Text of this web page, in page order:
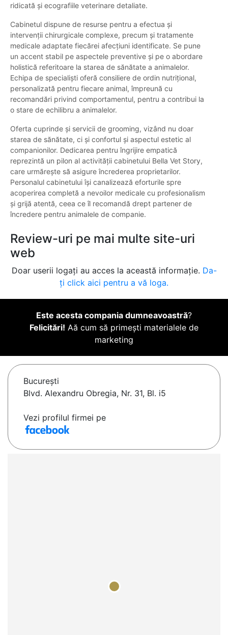
ridicată și ecografiile veterinare detaliate.
Cabinetul dispune de resurse pentru a efectua și
intervenții chirurgicale complexe, precum și tratamente
medicale adaptate fiecărei afecțiuni identificate. Se pune
un accent stabil pe aspectele preventive și pe o abordare
holistică referitoare la starea de sănătate a animalelor.
Echipa de specialiști oferă consiliere de ordin nutrițional,
personalizată pentru fiecare animal, împreună cu
recomandări privind comportamentul, pentru a contribui la
o stare de echilibru a animalelor.
Oferta cuprinde și servicii de grooming, vizând nu doar
starea de sănătate, ci și confortul și aspectul estetic al
companionilor. Dedicarea pentru îngrijire empatică
reprezintă un pilon al activității cabinetului Bella Vet Story,
care urmărește să asigure încrederea proprietarilor.
Personalul cabinetului își canalizează eforturile spre
acoperirea completă a nevoilor medicale cu profesionalism
și grijă atentă, ceea ce îl recomandă drept partener de
încredere pentru animalele de companie.
Review-uri pe mai multe site-uri
web
Doar userii logați au acces la această informație. Da-
ți click aici pentru a vă loga.
Este acesta compania dumneavoastră?
Felicitări! Aă cum să primești materialele de
marketing
Bucureşti
Blvd. Alexandru Obregia, Nr. 31, Bl. i5
Vezi profilul firmei pe